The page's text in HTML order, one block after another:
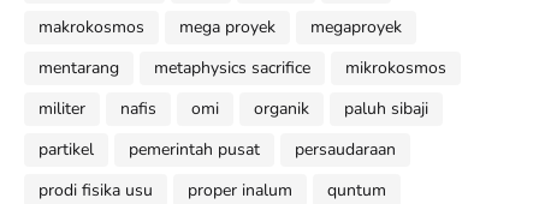
makrokosmos
mega proyek
megaproyek
mentarang
metaphysics sacrifice
mikrokosmos
militer
nafis omi organik
paluh sibaji
partikel
pemerintah pusat
persaudaraan
prodi fisika usu
proper inalum
quntum